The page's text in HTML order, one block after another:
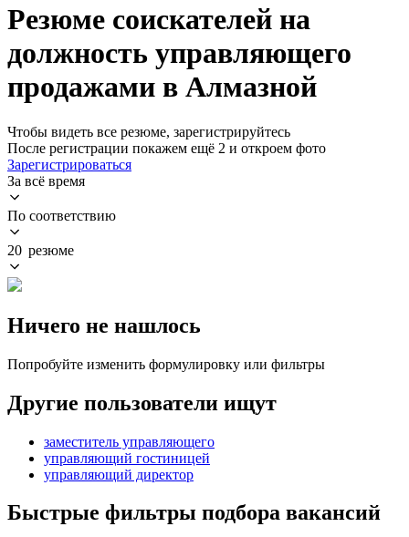
Резюме соискателей на
должность управляющего
продажами в Алмазной
Чтобы видеть все резюме, зарегистрируйтесь
После регистрации покажем ещё 2 и откроем фото
Зарегистрироваться
За всё время
По соответствию
20 резюме
Ничего не нашлось
Попробуйте изменить формулировку или фильтры
Другие пользователи ищут
заместитель управляющего
управляющий гостиницей
управляющий директор
Быстрые фильтры подбора вакансий